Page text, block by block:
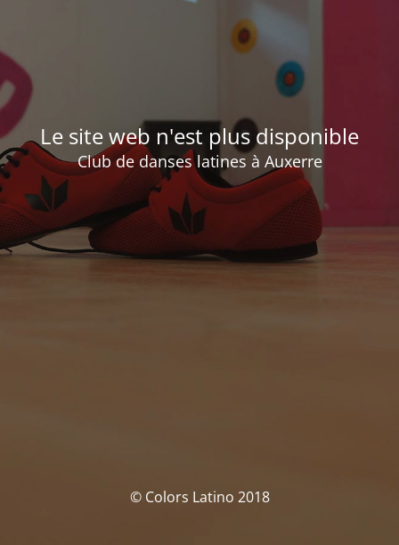
Le site web n'est plus disponible
Club de danses latines à Auxerre
© Colors Latino 2018